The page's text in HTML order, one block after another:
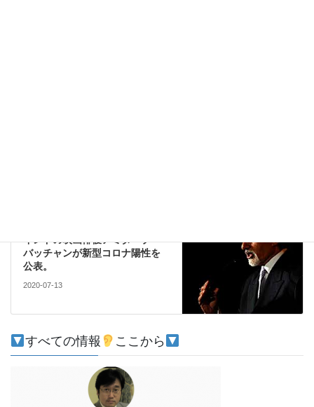
インドの映画俳優アミターブ・
バッチャンが新型コロナ陽性を
公表。
2020-07-13
すべての情報 ここから